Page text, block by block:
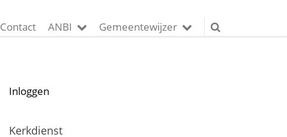
Contact ANBI Gemeentewijzer
Inloggen
Kerkdienst